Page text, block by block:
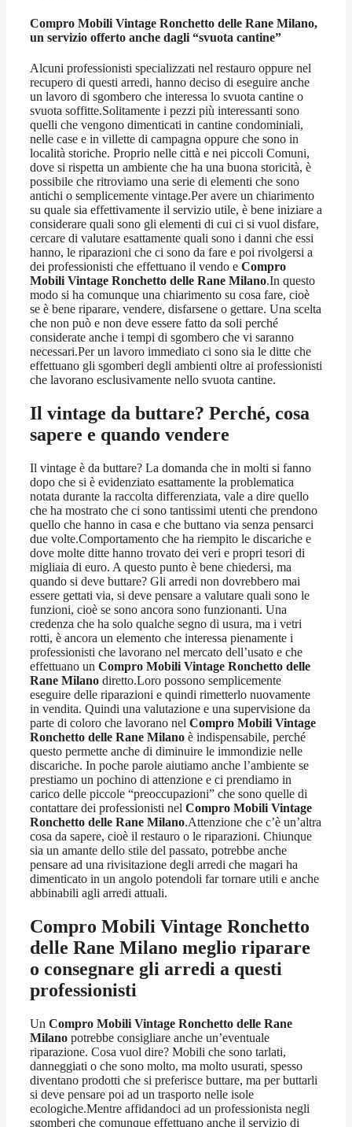
Compro Mobili Vintage Ronchetto delle Rane Milano,
un servizio offerto anche dagli “svuota cantine”
Alcuni professionisti specializzati nel restauro oppure nel
recupero di questi arredi, hanno deciso di eseguire anche
un lavoro di sgombero che interessa lo svuota cantine o
svuota soffitte.Solitamente i pezzi più interessanti sono
quelli che vengono dimenticati in cantine condominiali,
nelle case e in villette di campagna oppure che sono in
località storiche. Proprio nelle città e nei piccoli Comuni,
dove si rispetta un ambiente che ha una buona storicità, è
possibile che ritroviamo una serie di elementi che sono
antichi o semplicemente vintage.Per avere un chiarimento
su quale sia effettivamente il servizio utile, è bene iniziare a
considerare quali sono gli elementi di cui ci si vuol disfare,
cercare di valutare esattamente quali sono i danni che essi
hanno, le riparazioni che ci sono da fare e poi rivolgersi a
dei professionisti che effettuano il vendo e Compro
Mobili Vintage Ronchetto delle Rane Milano.In questo
modo si ha comunque una chiarimento su cosa fare, cioè
se è bene riparare, vendere, disfarsene o gettare. Una scelta
che non può e non deve essere fatto da soli perché
considerate anche i tempi di sgombero che vi saranno
necessari.Per un lavoro immediato ci sono sia le ditte che
effettuano gli sgomberi degli ambienti oltre ai professionisti
che lavorano esclusivamente nello svuota cantine.
Il vintage da buttare? Perché, cosa
sapere e quando vendere
Il vintage è da buttare? La domanda che in molti si fanno
dopo che si è evidenziato esattamente la problematica
notata durante la raccolta differenziata, vale a dire quello
che ha mostrato che ci sono tantissimi utenti che prendono
quello che hanno in casa e che buttano via senza pensarci
due volte.Comportamento che ha riempito le discariche e
dove molte ditte hanno trovato dei veri e propri tesori di
migliaia di euro. A questo punto è bene chiedersi, ma
quando si deve buttare? Gli arredi non dovrebbero mai
essere gettati via, si deve pensare a valutare quali sono le
funzioni, cioè se sono ancora sono funzionanti. Una
credenza che ha solo qualche segno di usura, ma i vetri
rotti, è ancora un elemento che interessa pienamente i
professionisti che lavorano nel mercato dell’usato e che
effettuano un Compro Mobili Vintage Ronchetto delle
Rane Milano diretto.Loro possono semplicemente
eseguire delle riparazioni e quindi rimetterlo nuovamente
in vendita. Quindi una valutazione e una supervisione da
parte di coloro che lavorano nel Compro Mobili Vintage
Ronchetto delle Rane Milano è indispensabile, perché
questo permette anche di diminuire le immondizie nelle
discariche. In poche parole aiutiamo anche l’ambiente se
prestiamo un pochino di attenzione e ci prendiamo in
carico delle piccole “preoccupazioni” che sono quelle di
contattare dei professionisti nel Compro Mobili Vintage
Ronchetto delle Rane Milano.Attenzione che c’è un’altra
cosa da sapere, cioè il restauro o le riparazioni. Chiunque
sia un amante dello stile del passato, potrebbe anche
pensare ad una rivisitazione degli arredi che magari ha
dimenticato in un angolo potendoli far tornare utili e anche
abbinabili agli arredi attuali.
Compro Mobili Vintage Ronchetto
delle Rane Milano meglio riparare
o consegnare gli arredi a questi
professionisti
Un Compro Mobili Vintage Ronchetto delle Rane
Milano potrebbe consigliare anche un’eventuale
riparazione. Cosa vuol dire? Mobili che sono tarlati,
danneggiati o che sono molto, ma molto usurati, spesso
diventano prodotti che si preferisce buttare, ma per buttarli
si deve pensare poi ad un trasporto nelle isole
ecologiche.Mentre affidandoci ad un professionista negli
sgomberi che comunque effettuano anche il servizio di